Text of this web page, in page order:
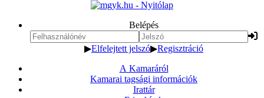
Belépés
▶Elfelejtett jelszó▶Regisztráció
A Kamaráról
Kamarai tagsági információk
Irattár